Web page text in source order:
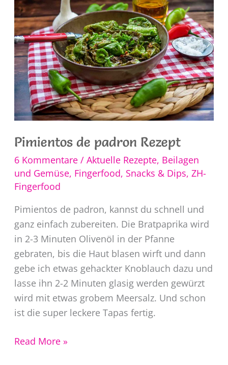
Pimientos de padron Rezept
6 Kommentare / Aktuelle Rezepte, Beilagen
und Gemüse, Fingerfood, Snacks & Dips, ZH-
Fingerfood
Pimientos de padron, kannst du schnell und
ganz einfach zubereiten. Die Bratpaprika wird
in 2-3 Minuten Olivenöl in der Pfanne
gebraten, bis die Haut blasen wirft und dann
gebe ich etwas gehackter Knoblauch dazu und
lasse ihn 2-2 Minuten glasig werden gewürzt
wird mit etwas grobem Meersalz. Und schon
ist die super leckere Tapas fertig.
Pimientos
Read More »